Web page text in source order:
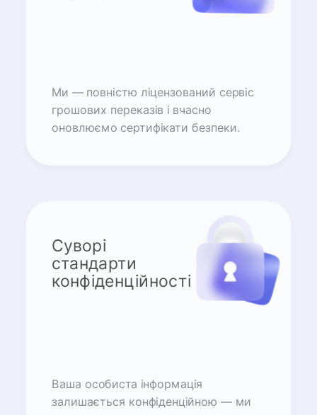
Ми — повністю ліцензований сервіс
грошових переказів і вчасно
оновлюємо сертифікати безпеки.
Суворі
стандарти
конфіденційності
Ваша особиста інформація
залишається конфіденційною — ми